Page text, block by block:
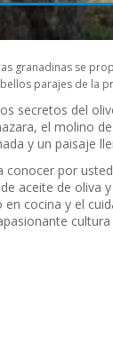
granadinas se
parajes de la
secretos del
el molino
y un paisaje
conocer por
aceite de
cocina y el